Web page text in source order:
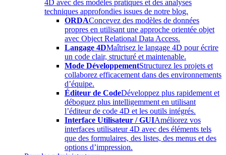
4D avec des modèles pratiques et des analyses
techniques approfondies issues de notre blog.
ORDAConcevez des modèles de données
propres en utilisant une approche orientée objet
avec Object Relational Data Access.
Langage 4DMaîtrisez le langage 4D pour écrire
un code clair, structuré et maintenable.
Mode DéveloppementStructurez les projets et
collaborez efficacement dans des environnements
d’équipe.
Éditeur de CodeDéveloppez plus rapidement et
déboguez plus intelligemment en utilisant
l’éditeur de code 4D et les outils intégrés.
Interface Utilisateur / GUIAméliorez vos
interfaces utilisateur 4D avec des éléments tels
que des formulaires, des listes, des menus et des
options d’impression.